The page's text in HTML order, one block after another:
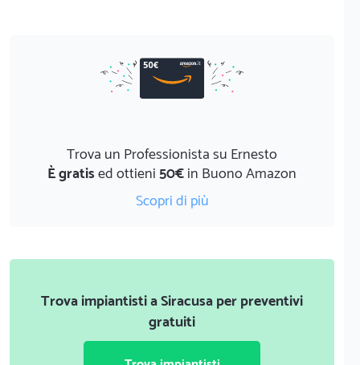
Trova un Professionista su Ernesto
È gratised ottieni50€in Buono Amazon
Scopri di più
Trova impiantisti a Siracusa per preventivi
gratuiti